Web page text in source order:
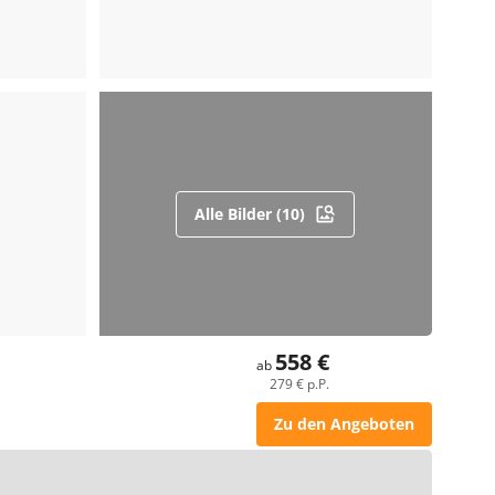
Alle Bilder (10)
ab 558 €
279 € p.P.
Zu den Angeboten